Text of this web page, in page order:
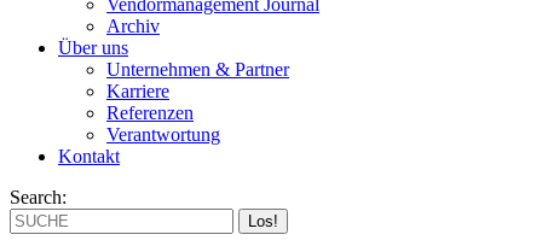
Vendormanagement Journal
Archiv
Über uns
Unternehmen & Partner
Karriere
Referenzen
Verantwortung
Kontakt
Search: